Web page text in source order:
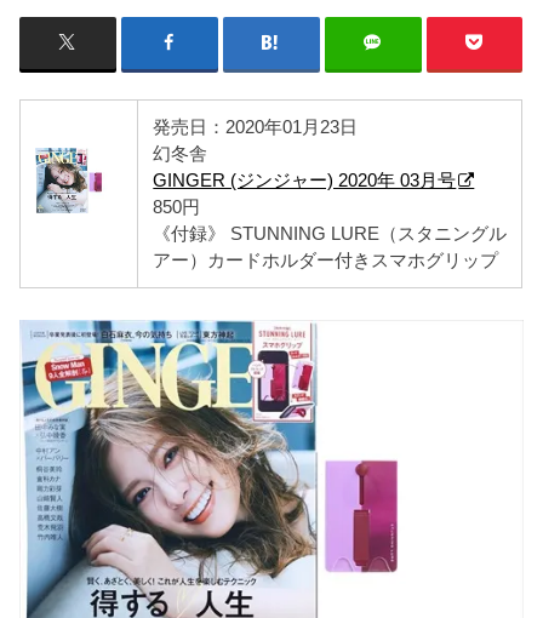
発売日：2020年01月23日
幻冬舎
GINGER (ジンジャー) 2020年 03月号
850円
《付録》 STUNNING LURE（スタニングル
アー）カードホルダー付きスマホグリップ